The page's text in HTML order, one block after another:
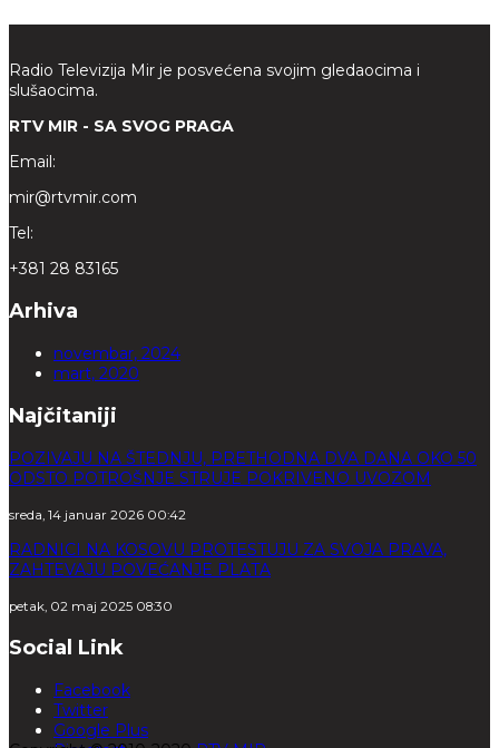
Radio Televizija Mir je posvećena svojim gledaocima i
slušaocima.
RTV MIR - SA SVOG PRAGA
Email:
mir@rtvmir.com
Tel:
+381 28 83165
Arhiva
novembar, 2024
mart, 2020
Najčitaniji
POZIVAJU NA ŠTEDNJU, PRETHODNA DVA DANA OKO 50
ODSTO POTROŠNJE STRUJE POKRIVENO UVOZOM
sreda, 14 januar 2026 00:42
RADNICI NA KOSOVU PROTESTUJU ZA SVOJA PRAVA,
ZAHTEVAJU POVEĆANJE PLATA
petak, 02 maj 2025 08:30
Social Link
Facebook
Twitter
Google Plus